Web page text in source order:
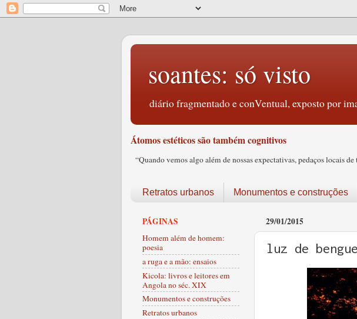
soantes: só visto
diário fragmentado e conVentual, exposto por
Átomos estéticos são também cognitivos
“Quando vemos algo além de nossas expectativas, pedaços locais
Retratos urbanos Monumentos e construções
29/01/2015
luz de
PÁGINAS
Homem além de homem:
poesia
a ruga e a mão: ensaios
Kicola: livros e leitores em
Angola no séc. XIX
Monumentos e construções
Retratos urbanos